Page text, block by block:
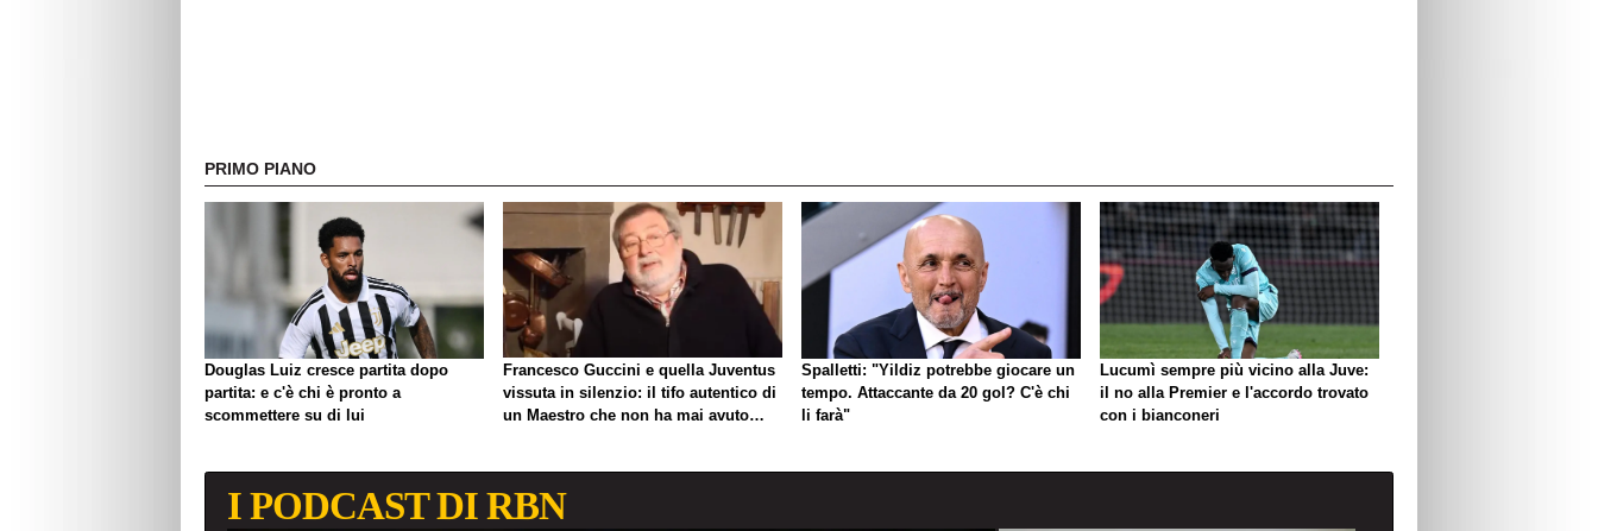
PRIMO PIANO
Douglas Luiz cresce partita dopo
partita: e c'è chi è pronto a
scommettere su di lui
Francesco Guccini e quella Juventus
vissuta in silenzio: il tifo autentico di
un Maestro che non ha mai avuto
Spalletti: "Yildiz potrebbe giocare un
tempo. Attaccante da 20 gol? C'è chi
li farà"
Lucumì sempre più vicino alla Juve:
il no alla Premier e l'accordo trovato
con i bianconeri
I PODCAST DI RBN